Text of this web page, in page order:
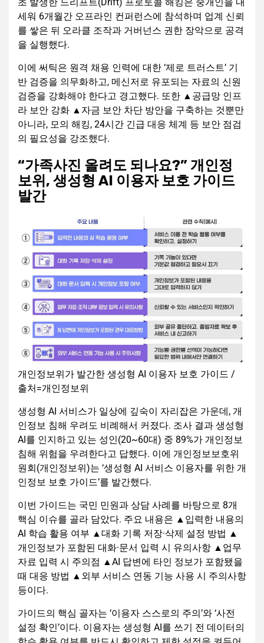
세워 6개월간 오프라인 컨퍼런스에 참석하며 업계 신뢰
를 쌓은 뒤 오라클 조작과 거버넌스 권한 장악으로 공격
을 실행했다.
이에 써틱은 원격 채용 인력에 대한 ‘제로 트러스트’ 기
반 검증을 의무화하고, 메신저로 유포되는 자료의 신원
검증을 강화해야 한다고 경고했다. 또한 ▲공급망 인프
라 보안 강화 ▲자금 보안 차단 방안을 구축하는 것뿐만
아니라, 모의 해킹, 24시간 긴급 대응 체계 등 보안 점검
의 필요성을 강조했다.
“가족사진 올려도 되나요?” 개인정
보위, 생성형 AI 이용자 보호 가이드
발간
개인정보위가 발간한 생성형 AI 이용자 보호 가이드 /
출처=개인정보위
생성형 AI 서비스가 일상에 깊숙이 자리잡은 가운데, 개
인정보 침해 우려도 비례해서 커졌다. 조사 결과 생성형
AI를 인지하고 있는 성인(20~60대) 중 89%가 개인정보
침해 위험을 우려한다고 답했다. 이에 개인정보보호위
원회(개인정보위)는 ‘생성형 AI 서비스 이용자를 위한 개
인정보 보호 가이드’를 발간했다.
이번 가이드는 국민 민원과 상담 사례를 바탕으로 8개
핵심 이슈를 골라 담았다. 주요 내용은 ▲입력한 내용의
AI 학습 활용 여부 ▲대화 기록 저장·삭제 설정 방법 ▲
개인정보가 포함된 대화·문서 입력 시 유의사항 ▲업무
자료 입력 시 주의점 ▲AI 답변에 타인 정보가 포함됐을
때 대응 방법 ▲외부 서비스 연동 기능 사용 시 주의사항
등이다.
가이드의 핵심 골자는 ‘이용자 스스로의 주의’와 ‘사전
설정 확인’이다. 이용자는 생성형 AI를 쓰기 전 데이터의